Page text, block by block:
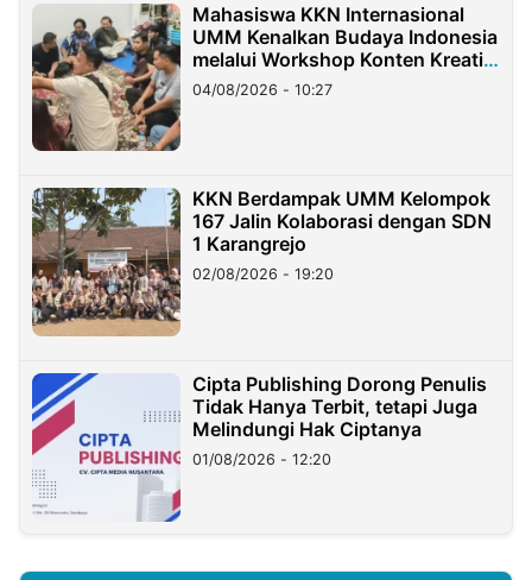
Mahasiswa KKN Internasional
UMM Kenalkan Budaya Indonesia
melalui Workshop Konten Kreatif
di Taiwan
04/08/2026 - 10:27
KKN Berdampak UMM Kelompok
167 Jalin Kolaborasi dengan SDN
1 Karangrejo
02/08/2026 - 19:20
Cipta Publishing Dorong Penulis
Tidak Hanya Terbit, tetapi Juga
Melindungi Hak Ciptanya
01/08/2026 - 12:20